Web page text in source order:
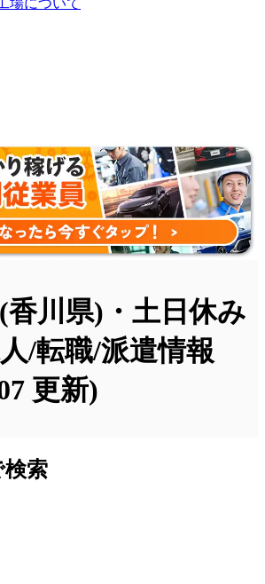
場について
香川県)・土日休み
/転職/派遣情報
更新)
索